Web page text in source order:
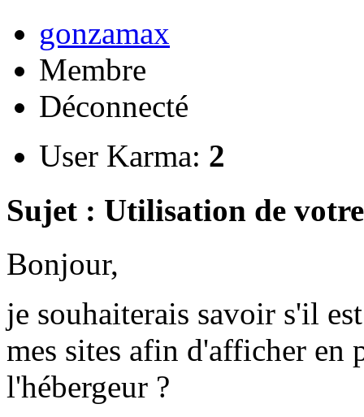
gonzamax
Membre
Déconnecté
User Karma: 2
Sujet : Utilisation de
Bonjour,
je souhaiterais savoir s'il
mes sites afin d'afficher en
l'hébergeur ?